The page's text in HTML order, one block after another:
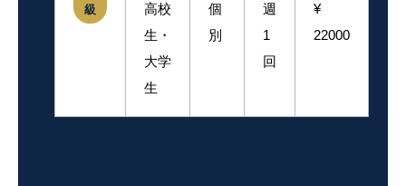
級
高校
生・
大学
生
個
別
週
1
回
¥
22000